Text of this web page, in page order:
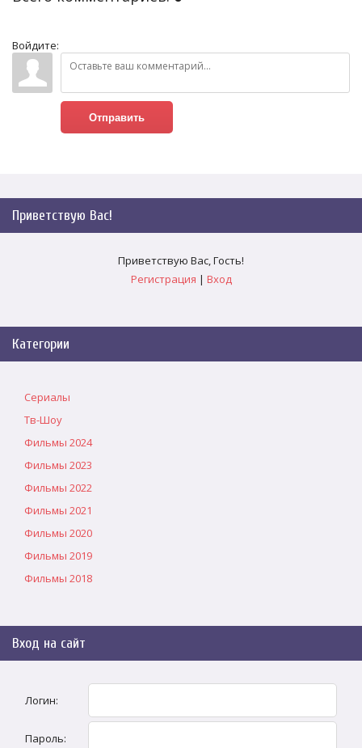
Войдите:
Отправить
Приветствую Вас!
Приветствую Вас,Гость!
Регистрация | Вход
Категории
Сериалы
Тв-Шоу
Фильмы 2024
Фильмы 2023
Фильмы 2022
Фильмы 2021
Фильмы 2020
Фильмы 2019
Фильмы 2018
Вход на сайт
Логин:
Пароль: